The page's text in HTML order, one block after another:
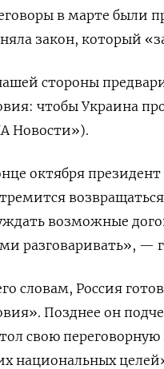
в марте были
закон, который
стороны
чтобы Украина
Новости»).
октября
возможные
разговаривать», —
словам, Россия
Позднее он
свою
национальных